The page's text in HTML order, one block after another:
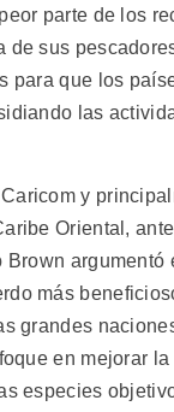
parte de los
de sus
para que los
las
y
Oriental,
Brown argumentó
más
grandes
en mejorar la
especies